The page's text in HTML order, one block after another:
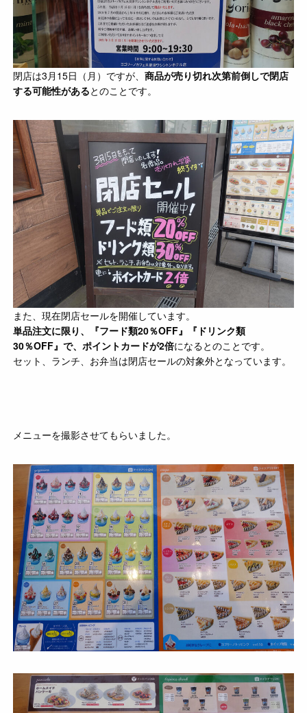
閉店は3月15日（月）ですが、商品が売り切れ次第前倒しで閉店
する可能性があるとのことです。
また、現在閉店セールを開催しています。
単品注文に限り、『フード類20％OFF』『ドリンク類
30％OFF』で、ポイントカードが2倍になるとのことです。
セット、ランチ、お弁当は閉店セールの対象外となっています。
メニューを撮影させてもらいました。